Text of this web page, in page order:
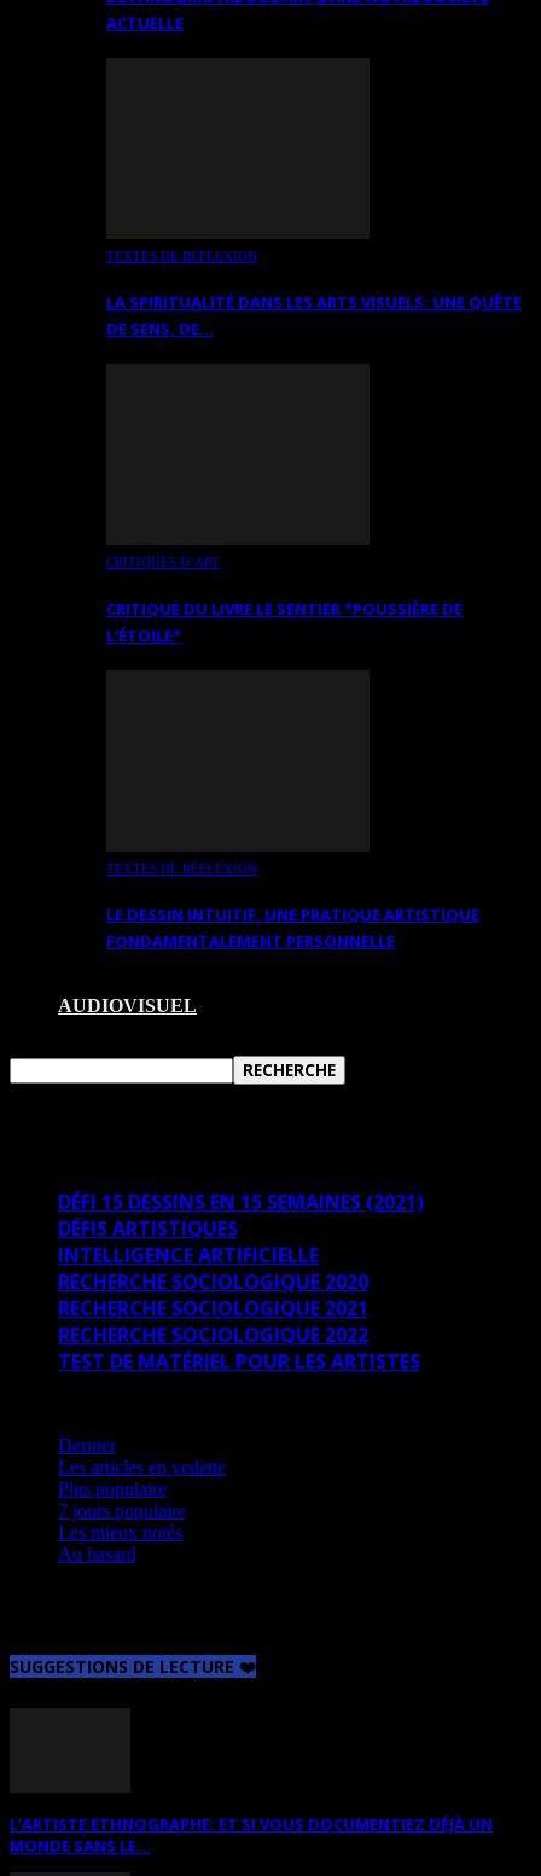
ACTUELLE
TEXTES DE RÉFLEXION
LA SPIRITUALITÉ DANS LES ARTS VISUELS: UNE QUÊTE
DE SENS, DE…
CRITIQUES D’ART
CRITIQUE DU LIVRE LE SENTIER *POUSSIÈRE DE
L’ÉTOILE*
TEXTES DE RÉFLEXION
LE DESSIN INTUITIF. UNE PRATIQUE ARTISTIQUE
FONDAMENTALEMENT PERSONNELLE
AUDIOVISUEL
DÉFI 15 DESSINS EN 15 SEMAINES (2021)
DÉFIS ARTISTIQUES
INTELLIGENCE ARTIFICIELLE
RECHERCHE SOCIOLOGIQUE 2020
RECHERCHE SOCIOLOGIQUE 2021
RECHERCHE SOCIOLOGIQUE 2022
TEST DE MATÉRIEL POUR LES ARTISTES
Dernier
Les articles en vedette
Plus populaire
7 jours populaire
Les mieux notés
Au hasard
SUGGESTIONS DE LECTURE ❤️
L’ARTISTE ETHNOGRAPHE: ET SI VOUS DOCUMENTIEZ DÉJÀ UN
MONDE SANS LE...